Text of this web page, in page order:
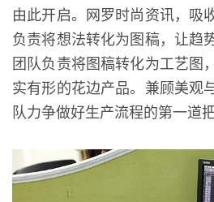
由此开启。网罗时尚资讯，吸
负责将想法转化为图稿，让趋
团队负责将图稿转化为工艺图
实有形的花边产品。兼顾美观
队力争做好生产流程的第一道把